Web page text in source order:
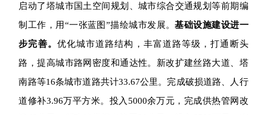
启动了塔城市国土空间规划、城市综合交通规划等前期编
制工作，用“一张蓝图”描绘城市发展。基础设施建设进一
步完善。 优化城市道路结构，丰富道路等级，打通断头
路，提高城市路网密度和通达性。新改扩建丝路大道、塔
南路等16条城市道路共计33.67公里。完成破损道路、人行
道修补3.96万平方米。 投入 5000余万元，完成供热管网改